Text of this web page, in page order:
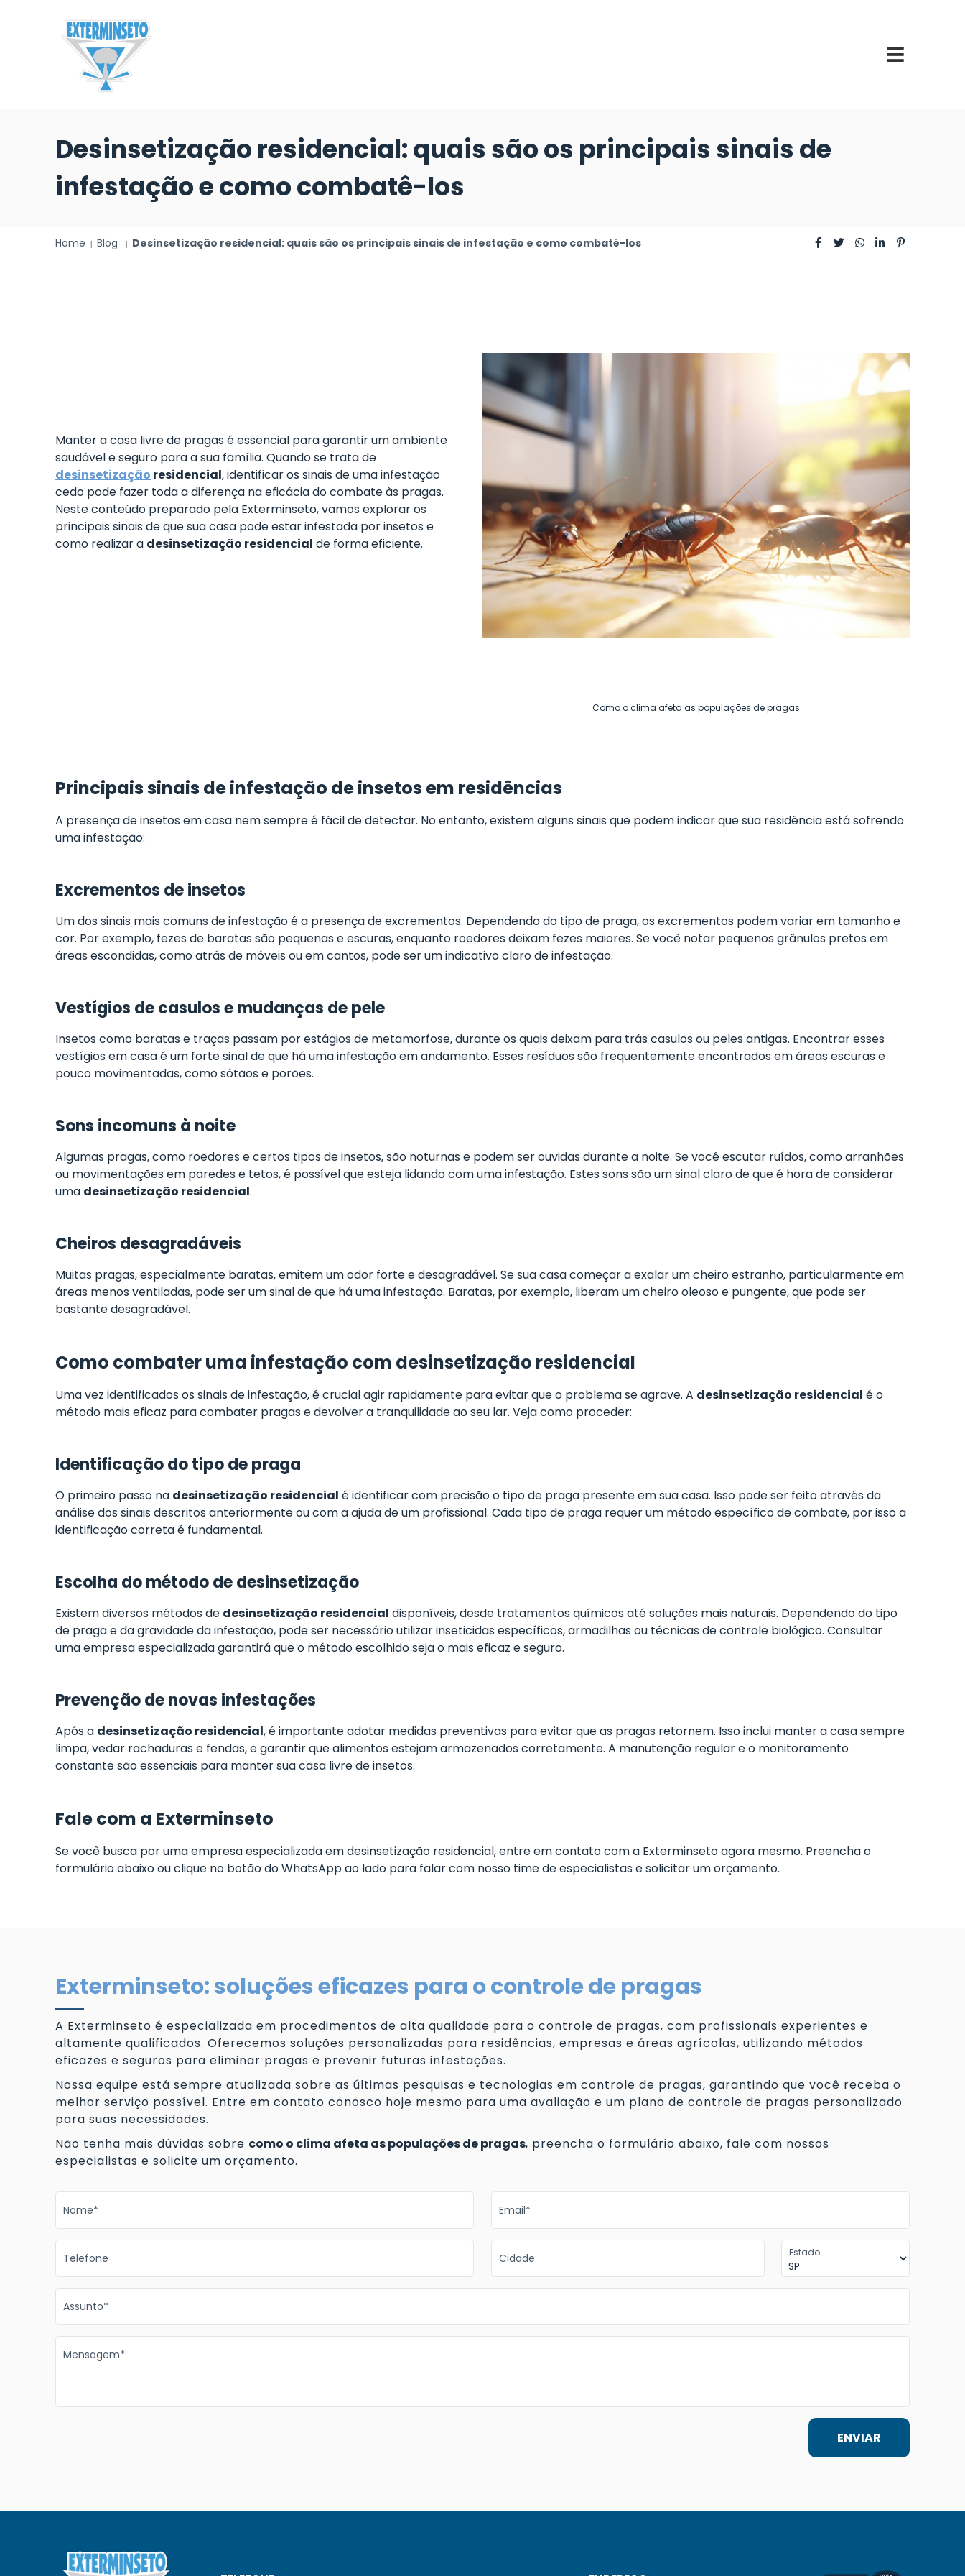
Desinsetização residencial: quais são os principais sinais de
infestação e como combatê-los
Home Blog Desinsetização residencial: quais são os principais sinais de infestação e como combatê-los
Como o clima afeta as populações de pragas
Manter a casa livre de pragas é essencial para garantir um ambiente
saudável e seguro para a sua família. Quando se trata de
desinsetização residencial, identificar os sinais de uma infestação
cedo pode fazer toda a diferença na eficácia do combate às pragas.
Neste conteúdo preparado pela Exterminseto, vamos explorar os
principais sinais de que sua casa pode estar infestada por insetos e
como realizar a desinsetização residencial de forma eficiente.
Principais sinais de infestação de insetos em residências
A presença de insetos em casa nem sempre é fácil de detectar. No entanto, existem alguns sinais que podem indicar que sua residência está sofrendo
uma infestação:
Excrementos de insetos
Um dos sinais mais comuns de infestação é a presença de excrementos. Dependendo do tipo de praga, os excrementos podem variar em tamanho e
cor. Por exemplo, fezes de baratas são pequenas e escuras, enquanto roedores deixam fezes maiores. Se você notar pequenos grânulos pretos em
áreas escondidas, como atrás de móveis ou em cantos, pode ser um indicativo claro de infestação.
Vestígios de casulos e mudanças de pele
Insetos como baratas e traças passam por estágios de metamorfose, durante os quais deixam para trás casulos ou peles antigas. Encontrar esses
vestígios em casa é um forte sinal de que há uma infestação em andamento. Esses resíduos são frequentemente encontrados em áreas escuras e
pouco movimentadas, como sótãos e porões.
Sons incomuns à noite
Algumas pragas, como roedores e certos tipos de insetos, são noturnas e podem ser ouvidas durante a noite. Se você escutar ruídos, como arranhões
ou movimentações em paredes e tetos, é possível que esteja lidando com uma infestação. Estes sons são um sinal claro de que é hora de considerar
uma desinsetização residencial.
Cheiros desagradáveis
Muitas pragas, especialmente baratas, emitem um odor forte e desagradável. Se sua casa começar a exalar um cheiro estranho, particularmente em
áreas menos ventiladas, pode ser um sinal de que há uma infestação. Baratas, por exemplo, liberam um cheiro oleoso e pungente, que pode ser
bastante desagradável.
Como combater uma infestação com desinsetização residencial
Uma vez identificados os sinais de infestação, é crucial agir rapidamente para evitar que o problema se agrave. A desinsetização residencial é o
método mais eficaz para combater pragas e devolver a tranquilidade ao seu lar. Veja como proceder:
Identificação do tipo de praga
O primeiro passo na desinsetização residencial é identificar com precisão o tipo de praga presente em sua casa. Isso pode ser feito através da
análise dos sinais descritos anteriormente ou com a ajuda de um profissional. Cada tipo de praga requer um método específico de combate, por isso a
identificação correta é fundamental.
Escolha do método de desinsetização
Existem diversos métodos de desinsetização residencial disponíveis, desde tratamentos químicos até soluções mais naturais. Dependendo do tipo
de praga e da gravidade da infestação, pode ser necessário utilizar inseticidas específicos, armadilhas ou técnicas de controle biológico. Consultar
uma empresa especializada garantirá que o método escolhido seja o mais eficaz e seguro.
Prevenção de novas infestações
Após a desinsetização residencial, é importante adotar medidas preventivas para evitar que as pragas retornem. Isso inclui manter a casa sempre
limpa, vedar rachaduras e fendas, e garantir que alimentos estejam armazenados corretamente. A manutenção regular e o monitoramento
constante são essenciais para manter sua casa livre de insetos.
Fale com a Exterminseto
Se você busca por uma empresa especializada em desinsetização residencial, entre em contato com a Exterminseto agora mesmo. Preencha o
formulário abaixo ou clique no botão do WhatsApp ao lado para falar com nosso time de especialistas e solicitar um orçamento.
Exterminseto: soluções eficazes para o controle de pragas
A Exterminseto é especializada em procedimentos de alta qualidade para o controle de pragas, com profissionais experientes e
altamente qualificados. Oferecemos soluções personalizadas para residências, empresas e áreas agrícolas, utilizando métodos
eficazes e seguros para eliminar pragas e prevenir futuras infestações.
Nossa equipe está sempre atualizada sobre as últimas pesquisas e tecnologias em controle de pragas, garantindo que você receba o
melhor serviço possível. Entre em contato conosco hoje mesmo para uma avaliação e um plano de controle de pragas personalizado
para suas necessidades.
Não tenha mais dúvidas sobre como o clima afeta as populações de pragas, preencha o formulário abaixo, fale com nossos
especialistas e solicite um orçamento.
Nome* Email*
Telefone Cidade Estado
Assunto*
Mensagem*